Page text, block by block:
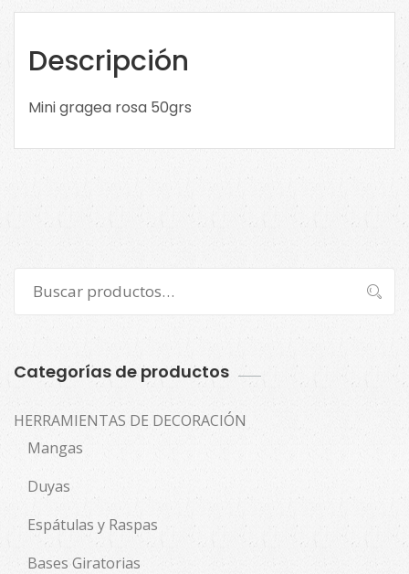
cantidad
Descripción
Mini gragea rosa 50grs
por:
Buscar
Categorías de productos
HERRAMIENTAS DE DECORACIÓN
Mangas
Duyas
Espátulas y Raspas
Bases Giratorias